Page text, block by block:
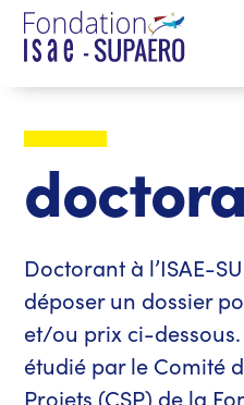
Doctorant à l’ISAE-
déposer un dossier
et/ou prix ci-
étudié par le Comité
Projets (CSP) de la